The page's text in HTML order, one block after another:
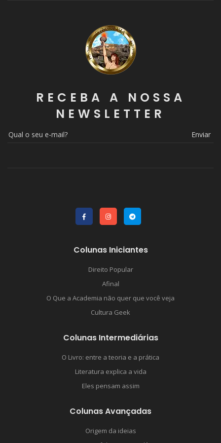
RECEBA A NOSSA
NEWSLETTER
Enviar
Colunas Iniciantes
Direito Popular
Afinal
O Que a Academia não quer que você veja
Cultura Geek
Colunas Intermediárias
O Livro: entre a teoria e a prática
Literatura explica a vida
Eles pensam assim
Colunas Avançadas
Origem da ideias